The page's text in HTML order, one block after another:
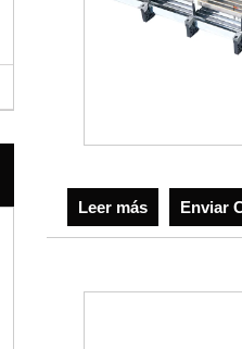
Leer más Enviar